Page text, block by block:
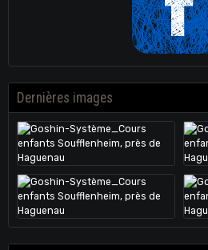
Dernières images